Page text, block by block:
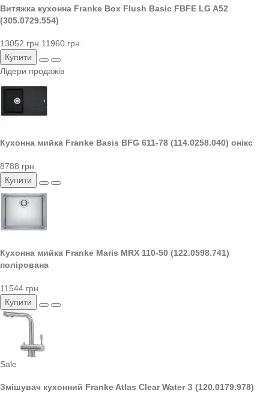
Витяжка кухонна Franke Box Flush Basic FBFE LG A52
(305.0729.554)
13052 грн.11960 грн.
Купити
Лідери продажів
Кухонна мийка Franke Basis BFG 611-78 (114.0258.040) онікс
8788 грн.
Купити
Кухонна мийка Franke Maris MRX 110-50 (122.0598.741)
полірована
11544 грн.
Купити
Sale
Змішувач кухонний Franke Atlas Clear Water З (120.0179.978)